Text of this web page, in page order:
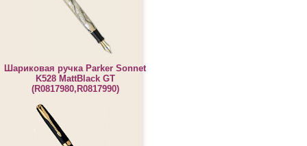
Шариковая ручка Parker Sonnet
K528 MattBlack GT
(R0817980,R0817990)